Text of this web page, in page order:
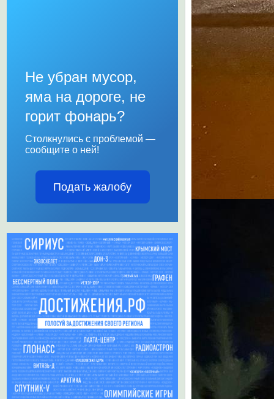
Не убран мусор,
яма на дороге, не
горит фонарь?
Столкнулись с проблемой —
сообщите о ней!
Подать жалобу